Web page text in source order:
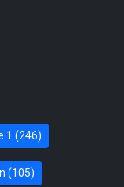
1 (246)
(105)